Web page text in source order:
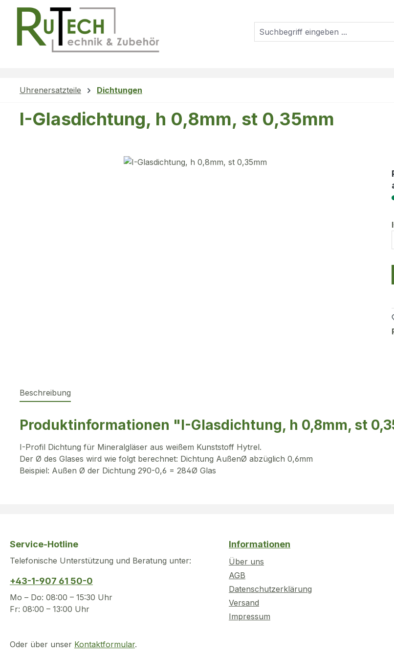
Hauptinhalt springen
Zur Suche springen
Zur Hauptnavigation springen
Uhrenersatzteile Dichtungen
I-Glasdichtung, h 0,8mm, st 0,35mm
Beschreibung
Produktinformationen "I-Glasdichtung, h 0,8mm, st
I-Profil Dichtung für Mineralgläser aus weißem Kunststoff Hytrel.
Der Ø des Glases wird wie folgt berechnet: Dichtung AußenØ abzüglich 0,6mm
Beispiel: Außen Ø der Dichtung 290-0,6 = 284Ø Glas
Service-Hotline
Telefonische Unterstützung und Beratung unter:
+43-1-907 61 50-0
Mo – Do: 08:00 – 15:30 Uhr
Fr: 08:00 – 13:00 Uhr
Oder über unser Kontaktformular.
Informationen
Über uns
AGB
Datenschutzerklärung
Versand
Impressum